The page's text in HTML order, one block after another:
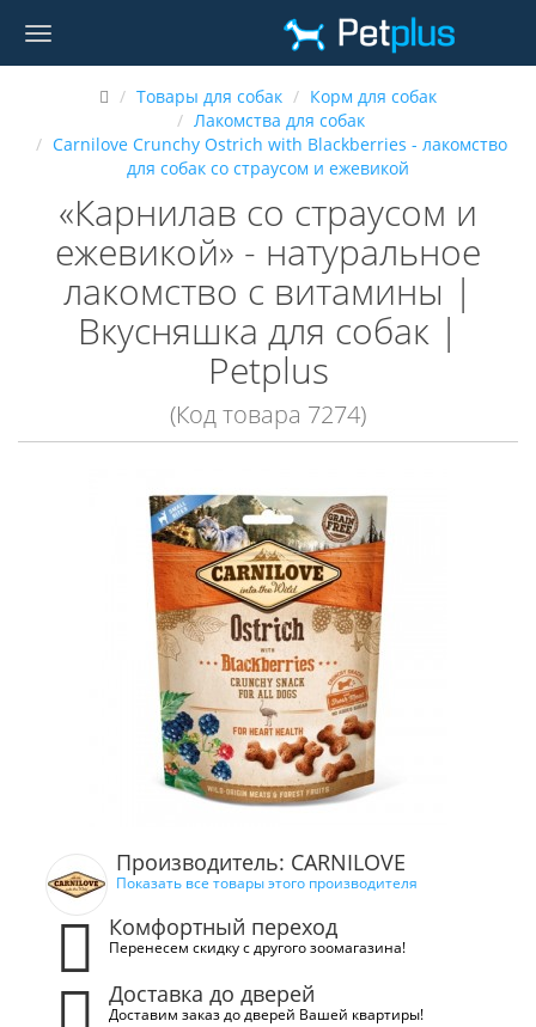
Товары для собак
Корм для собак
Лакомства для собак
Carnilove Crunchy Ostrich with Blackberries - лакомство
для собак со страусом и ежевикой
«Карнилав со страусом и
ежевикой» - натуральное
лакомство с витамины |
Вкусняшка для собак |
Petplus
(Код товара 7274)
Производитель: CARNILOVE
Показать все товары этого производителя
Комфортный переход
Перенесем скидку с другого зоомагазина!
Доставка до дверей
Доставим заказ до дверей Вашей квартиры!